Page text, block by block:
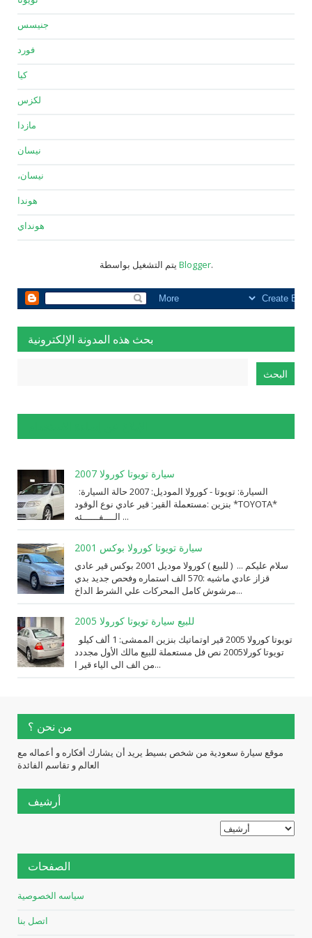
جنيسس
فورد
كيا
لكزس
مازدا
نيسان
نيسان،
هوندا
هونداي
Blogger.
بحث هذه المدونة الإلكترونية
سيارة تويوتا كورولا 2007
⁨مستعملة⁩ القير: ⁨قير عادي⁩ نوع الوقود: ⁨بنزين⁩ *TOYOTA*
الــــفــــــئه ...
سيارة تويوتا كورولا بوكس 2001
سلام عليكم ... ( للبيع ) كورولا موديل 2001 بوكس قير عادي
قزاز عادي ماشيه :570 الف استماره وفحص جديد بدي
مرشوش كامل المحركات علي الشرط الداخ...
للبيع سيارة تويوتا كورولا 2005
تويوتا كورلا2005 نص فل مستعملة للبيع مالك الأول مجددد
من الف الى الياء قير ا...
من نحن ؟
موقع سيارة سعودية من شخص بسيط يريد أن يشارك أفكاره و أعماله مع
العالم و تقاسم الفائدة
أرشيف
الصفحات
سياسه الخصوصية
اتصل بنا